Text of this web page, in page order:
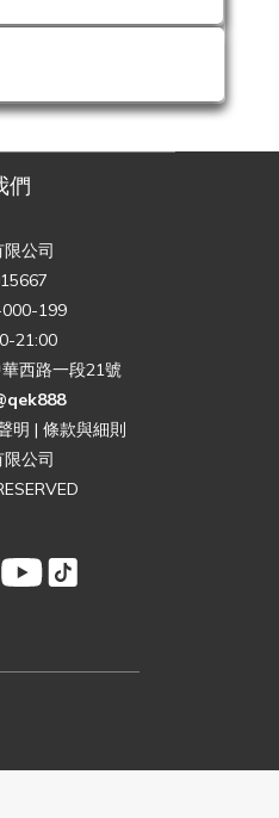
們
公司
199
21:00
西路一段21號
明 | 條款與細則
公司